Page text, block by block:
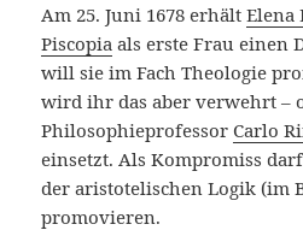
Am 25. Juni 1678 erhältElena
Piscopia als erste Frau einen
will sie im Fach Theologie
wird ihr das aber verwehrt –
Philosophieprofessor Carlo
einsetzt. Als Kompromiss
der aristotelischen Logik (im
promovieren.